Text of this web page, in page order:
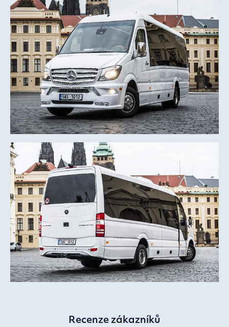
Recenze zákazníků